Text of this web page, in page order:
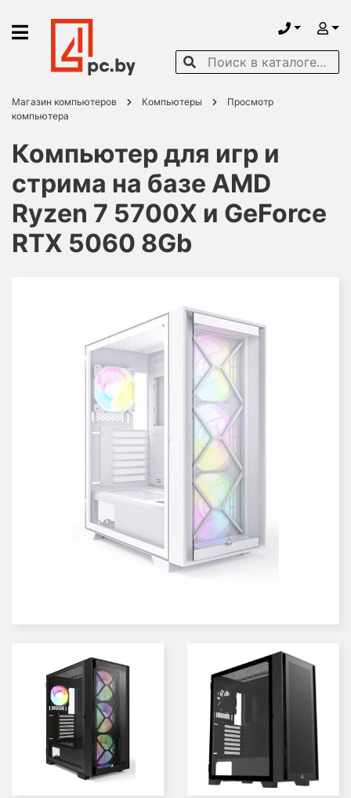
Магазин компьютеров Компьютеры
Просмотр
компьютера
Компьютер для игр и
стрима на базе AMD
Ryzen 7 5700X и GeForce
RTX 5060 8Gb